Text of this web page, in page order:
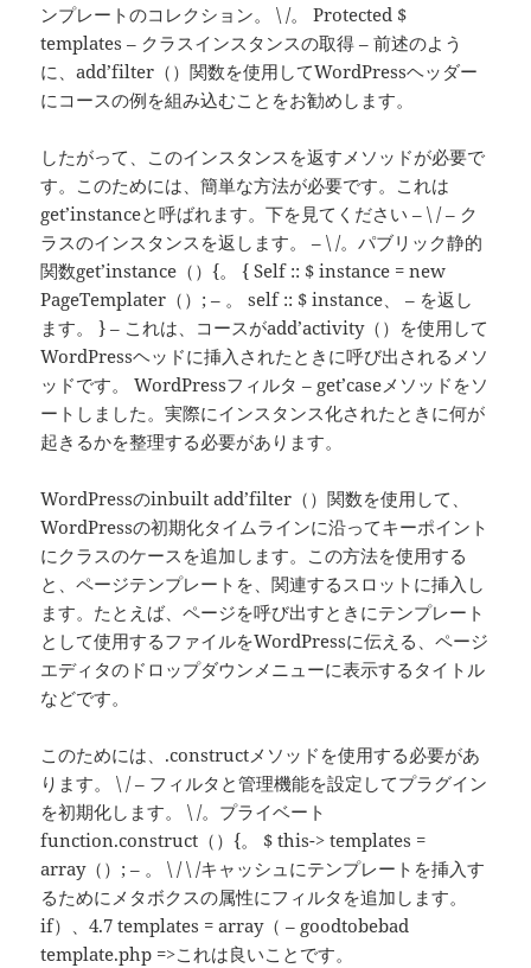
ンプレートのコレクション。 \ /。 Protected $
templates – クラスインスタンスの取得 – 前述のよう
に、add’filter（）関数を使用してWordPressヘッダー
にコースの例を組み込むことをお勧めします。
したがって、このインスタンスを返すメソッドが必要で
す。このためには、簡単な方法が必要です。これは
get’instanceと呼ばれます。下を見てください – \ / – ク
ラスのインスタンスを返します。 – \ /。パブリック静的
関数get’instance（）{。 { Self :: $ instance = new
PageTemplater（）; – 。 self :: $ instance、 – を返し
ます。 } – これは、コースがadd’activity（）を使用して
WordPressヘッドに挿入されたときに呼び出されるメソ
ッドです。 WordPressフィルタ – get’caseメソッドをソ
ートしました。実際にインスタンス化されたときに何が
起きるかを整理する必要があります。
WordPressのinbuilt add’filter（）関数を使用して、
WordPressの初期化タイムラインに沿ってキーポイント
にクラスのケースを追加します。この方法を使用する
と、ページテンプレートを、関連するスロットに挿入し
ます。たとえば、ページを呼び出すときにテンプレート
として使用するファイルをWordPressに伝える、ページ
エディタのドロップダウンメニューに表示するタイトル
などです。
このためには、.constructメソッドを使用する必要があ
ります。 \ / – フィルタと管理機能を設定してプラグイン
を初期化します。 \ /。プライベート
function.construct（）{。 $ this-> templates =
array（）; – 。 \ / \ /キャッシュにテンプレートを挿入す
るためにメタボクスの属性にフィルタを追加します。
if）、4.7 templates = array（ – goodtobebad
template.php =>これは良いことです。